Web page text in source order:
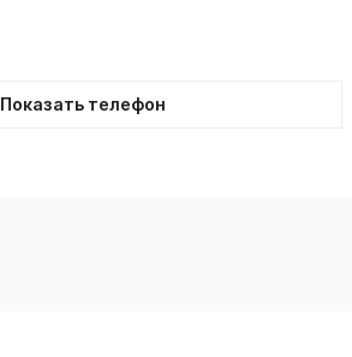
Показать телефон